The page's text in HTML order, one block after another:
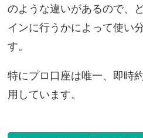
のような違いがあるので、
インに行うかによって使い
す。
特にプロ口座は唯一、即時
用しています。